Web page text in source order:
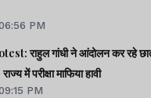
PM
राहुल गांधी ने आंदोलन कर रहे
में परीक्षा माफिया हावी
PM